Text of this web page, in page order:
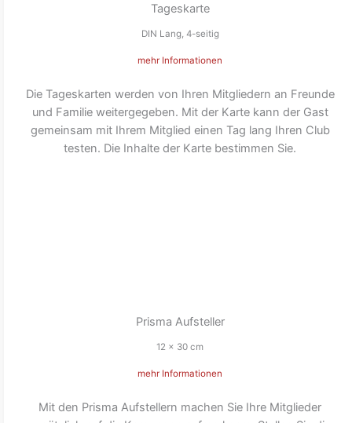
Tageskarte
DIN Lang, 4-seitig
mehr Informationen
Die Tageskarten werden von Ihren Mitgliedern an Freunde
und Familie weitergegeben. Mit der Karte kann der Gast
gemeinsam mit Ihrem Mitglied einen Tag lang Ihren Club
testen. Die Inhalte der Karte bestimmen Sie.
Prisma Aufsteller
12 x 30 cm
mehr Informationen
Mit den Prisma Aufstellern machen Sie Ihre Mitglieder